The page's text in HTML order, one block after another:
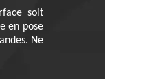
soit
en pose
Ne